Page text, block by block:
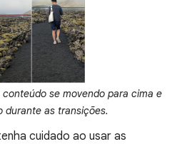
conteúdo se movendo para cima e
durante as transições.
cuidado ao usar as